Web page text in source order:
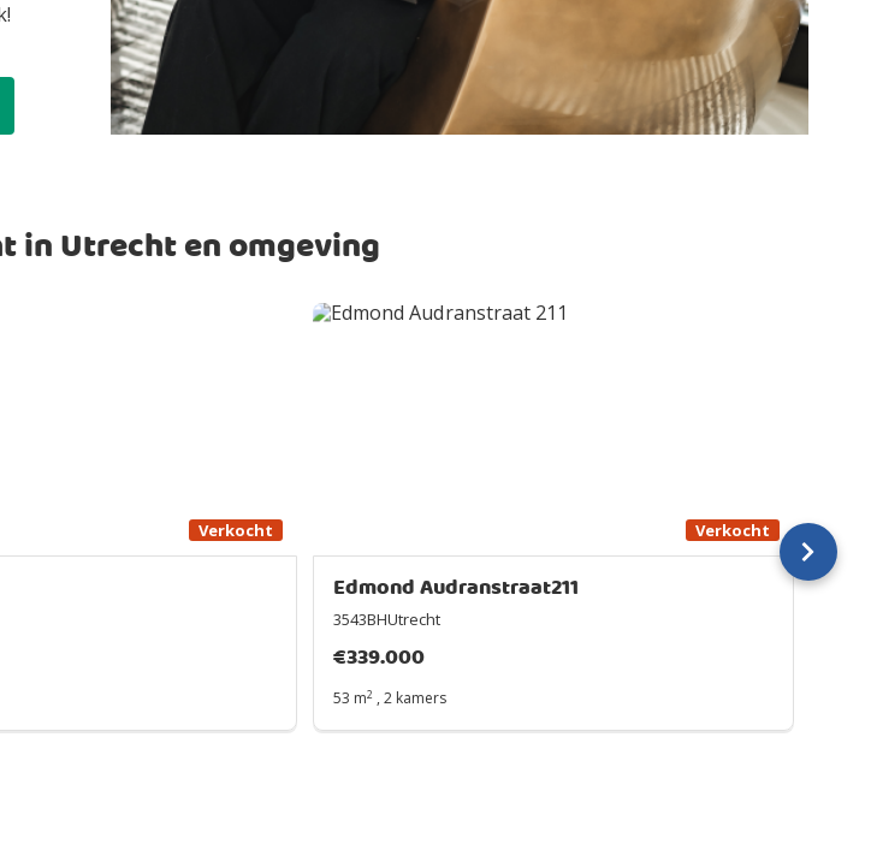
in Utrecht en omgeving
Verkocht Verkocht
Edmond Audranstraat211
3543BHUtrecht
€339.000
53 m2 , 2 kamers